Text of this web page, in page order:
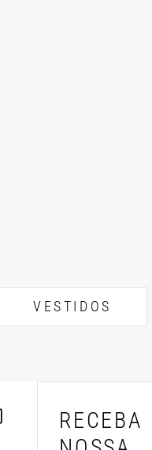
VESTIDOS
RECEBA